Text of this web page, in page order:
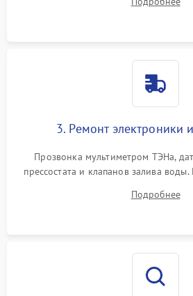
крестовины на износ, а манжеты
3. Ремонт электроники
Прозвонка мультиметром ТЭНа,
прессостата и клапанов залива
Восстановление целостности
Подробнее